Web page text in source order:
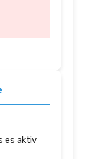
es aktiv